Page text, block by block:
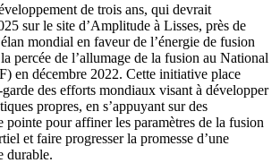
de trois ans, qui devrait
sur le site d’Amplitude à Lisses, près de
mondial en faveur de l’énergie de fusion
percée de l’allumage de la fusion au National
en décembre 2022. Cette initiative place
des efforts mondiaux visant à développer
propres, en s’appuyant sur des
pointe pour affiner les paramètres de la fusion
et faire progresser la promesse d’une
durable.